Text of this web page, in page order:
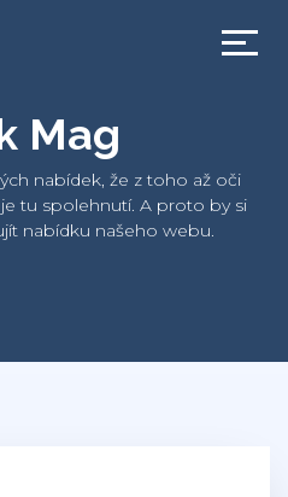
Mag
nabídek, že z toho až oči
tu spolehnutí. A proto by si
nabídku našeho webu.